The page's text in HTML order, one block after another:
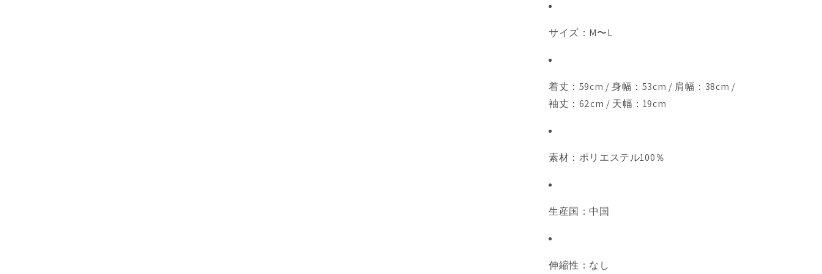
タ
199907
量
を
減
199907
量
を
増
サイズ：M〜L
着丈：59cm / 身幅：53cm / 肩幅：38cm /
袖丈：62cm / 天幅：19cm
素材：ポリエステル100％
生産国：中国
伸縮性：なし